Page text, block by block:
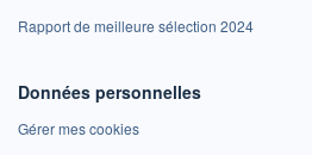
Rapport de meilleure sélection 2024
Données personnelles
Gérer mes cookies